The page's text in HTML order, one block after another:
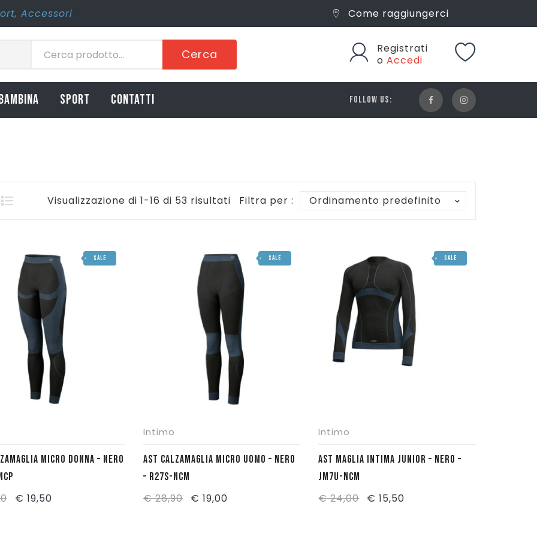
, Accessori Come raggiungerci
Cerca
Registrati
o Accedi
SPORT CONTATTI FOLLOW US:
Visualizzazione di 1-16 di 53 risultati Filtra per : Ordinamento predefinito
SALE
MICRO DONNA – NERO
Il
€ 19,50Il
SALE
Intimo
AST CALZAMAGLIA MICRO UOMO – NERO
– R27S-NCM
€28,90
Il
€ 19,00Il
SALE
Intimo
AST MAGLIA INTIMA JUNIOR – NERO –
JM7U-NCM
€24,00 Il
€ 15,50